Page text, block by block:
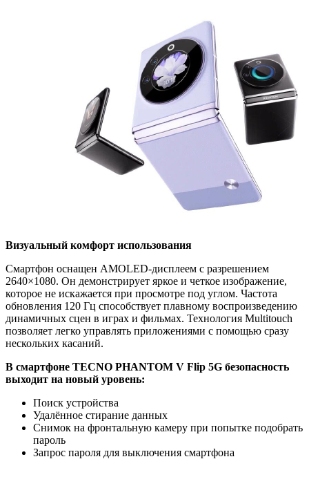
Визуальный комфорт использования
Смартфон оснащен AMOLED-дисплеем с разрешением
2640×1080. Он демонстрирует яркое и четкое изображение,
которое не искажается при просмотре под углом. Частота
обновления 120 Гц способствует плавному воспроизведению
динамичных сцен в играх и фильмах. Технология Multitouch
позволяет легко управлять приложениями с помощью сразу
нескольких касаний.
В смартфоне TECNO PHANTOM V Flip 5G безопасность
выходит на новый уровень:
Поиск устройства
Удалённое стирание данных
Снимок на фронтальную камеру при попытке подобрать
пароль
Запрос пароля для выключения смартфона